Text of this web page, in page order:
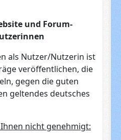
und Forum-
als Nutzer/Nutzerin ist
veröffentlichen, die
gegen die guten
geltendes deutsches
nicht genehmigt: